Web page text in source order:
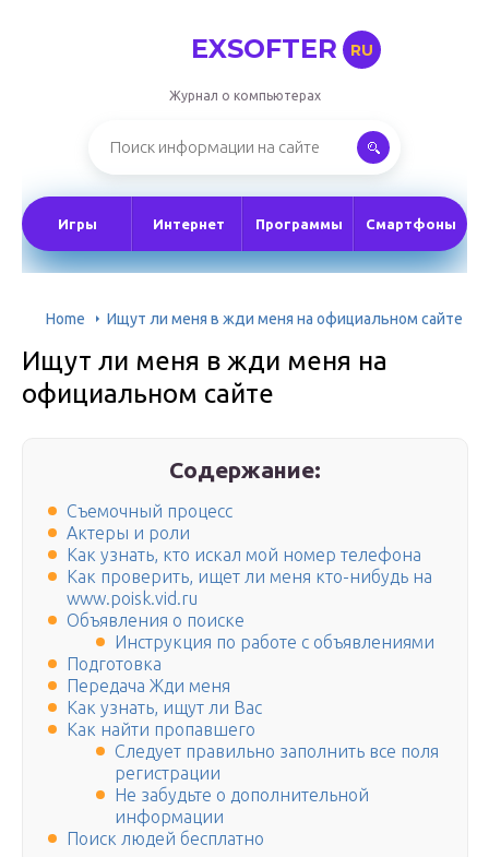
EXSOFTER RU
Журнал о компьютерах
Игры Интернет Программы Смартфоны
Home Ищут ли меня в жди меня на официальном сайте
Ищут ли меня в жди меня на
официальном сайте
Содержание:
Съемочный процесс
Актеры и роли
Как узнать, кто искал мой номер телефона
Как проверить, ищет ли меня кто-нибудь на
www.poisk.vid.ru
Объявления о поиске
Инструкция по работе с объявлениями
Подготовка
Передача Жди меня
Как узнать, ищут ли Вас
Как найти пропавшего
Следует правильно заполнить все поля
регистрации
Не забудьте о дополнительной
информации
Поиск людей бесплатно